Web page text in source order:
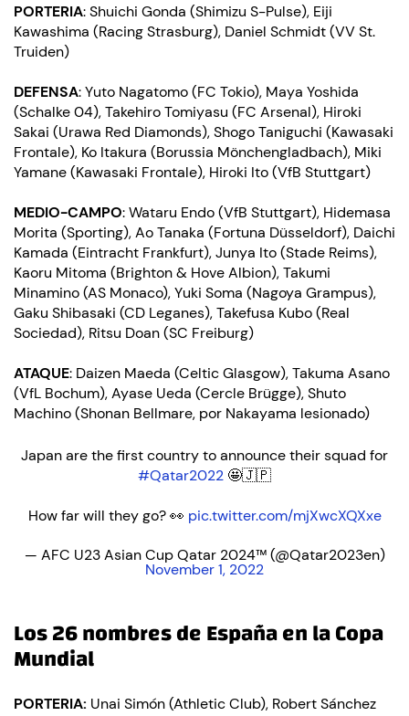
PORTERIA: Shuichi Gonda (Shimizu S-Pulse), Eiji
Kawashima (Racing Strasburg), Daniel Schmidt (VV St.
Truiden)
DEFENSA: Yuto Nagatomo (FC Tokio), Maya Yoshida
(Schalke 04), Takehiro Tomiyasu (FC Arsenal), Hiroki
Sakai (Urawa Red Diamonds), Shogo Taniguchi (Kawasaki
Frontale), Ko Itakura (Borussia Mönchengladbach), Miki
Yamane (Kawasaki Frontale), Hiroki Ito (VfB Stuttgart)
MEDIO-CAMPO: Wataru Endo (VfB Stuttgart), Hidemasa
Morita (Sporting), Ao Tanaka (Fortuna Düsseldorf), Daichi
Kamada (Eintracht Frankfurt), Junya Ito (Stade Reims),
Kaoru Mitoma (Brighton & Hove Albion), Takumi
Minamino (AS Monaco), Yuki Soma (Nagoya Grampus),
Gaku Shibasaki (CD Leganes), Takefusa Kubo (Real
Sociedad), Ritsu Doan (SC Freiburg)
ATAQUE: Daizen Maeda (Celtic Glasgow), Takuma Asano
(VfL Bochum), Ayase Ueda (Cercle Brügge), Shuto
Machino (Shonan Bellmare, por Nakayama lesionado)
Japan are the first country to announce their squad for
#Qatar2022 🤩🇯🇵
How far will they go? 👀 pic.twitter.com/mjXwcXQXxe
— AFC U23 Asian Cup Qatar 2024™ (@Qatar2023en)
November 1, 2022
Los 26 nombres de España en la Copa
Mundial
PORTERIA: Unai Simón (Athletic Club), Robert Sánchez